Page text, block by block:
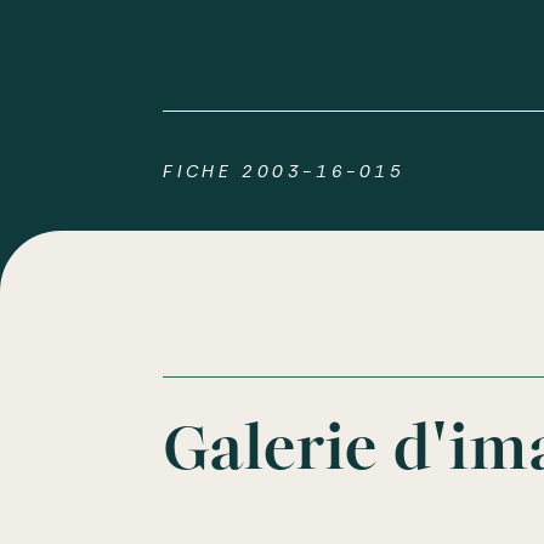
FICHE 2003-16-015
Galerie